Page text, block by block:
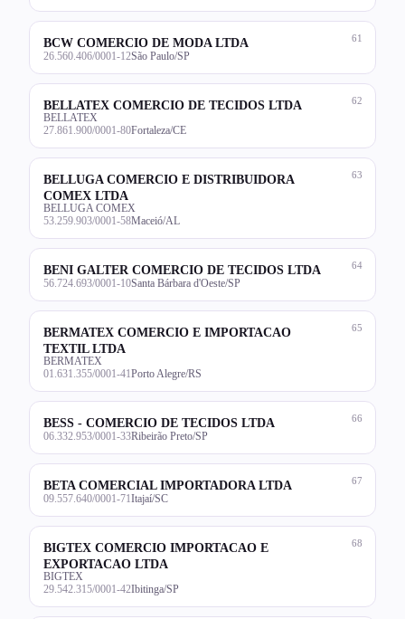
61
BCW COMERCIO DE MODA LTDA
26.560.406/0001-12São Paulo/SP
62
BELLATEX COMERCIO DE TECIDOS LTDA
BELLATEX
27.861.900/0001-80Fortaleza/CE
63
BELLUGA COMERCIO E DISTRIBUIDORA
COMEX LTDA
BELLUGA COMEX
53.259.903/0001-58Maceió/AL
64
BENI GALTER COMERCIO DE TECIDOS LTDA
56.724.693/0001-10Santa Bárbara d'Oeste/SP
65
BERMATEX COMERCIO E IMPORTACAO
TEXTIL LTDA
BERMATEX
01.631.355/0001-41 Porto Alegre/RS
66
BESS - COMERCIO DE TECIDOS LTDA
06.332.953/0001-33Ribeirão Preto/SP
67
BETA COMERCIAL IMPORTADORA LTDA
09.557.640/0001-71 Itajaí/SC
68
BIGTEX COMERCIO IMPORTACAO E
EXPORTACAO LTDA
BIGTEX
29.542.315/0001-42Ibitinga/SP